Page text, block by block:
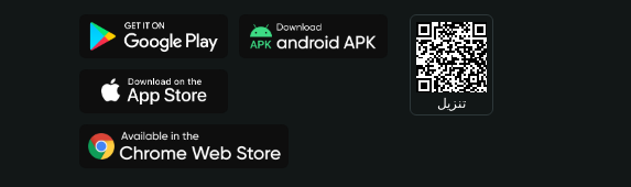
Português (Brasil)
تنزيل